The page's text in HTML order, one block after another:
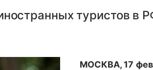
туристов в
МОСКВА, 17